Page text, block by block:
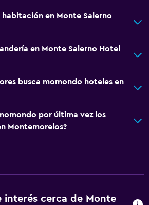
auxilios
en Monte Salerno
en Monte Salerno Hotel
busca momondo hoteles en
por última vez los
Montemorelos?
interés cerca de Monte